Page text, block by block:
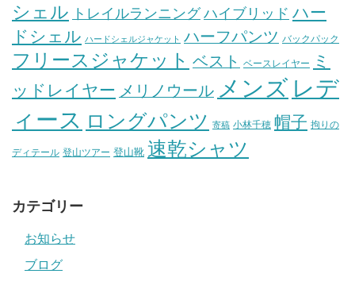
シェル トレイルランニング ハイブリッド ハー
ドシェル ハードシェルジャケット ハーフパンツ バックパック
フリースジャケット ベスト ベースレイヤー
ミ
ッドレイヤー メリノウール メンズ レデ
ィース ロングパンツ 寄稿 小林千穂 帽子 拘りの
ディテール 登山ツアー 登山靴 速乾シャツ
カテゴリー
お知らせ
ブログ